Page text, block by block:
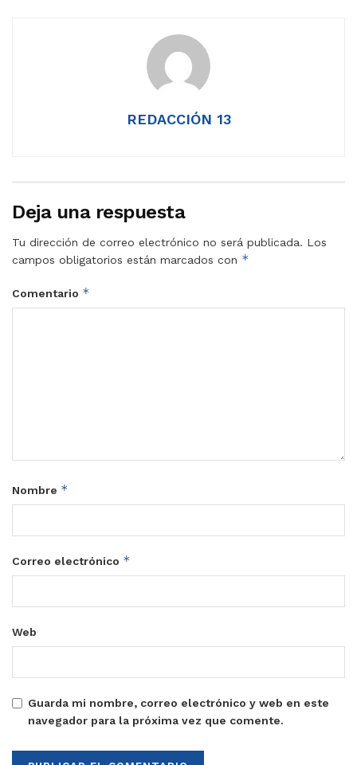
REDACCIÓN 13
Deja una respuesta
Tu dirección de correo electrónico no será publicada. Los
campos obligatorios están marcados con *
Comentario *
Nombre *
Correo electrónico *
Web
Guarda mi nombre, correo electrónico y web en este
navegador para la próxima vez que comente.